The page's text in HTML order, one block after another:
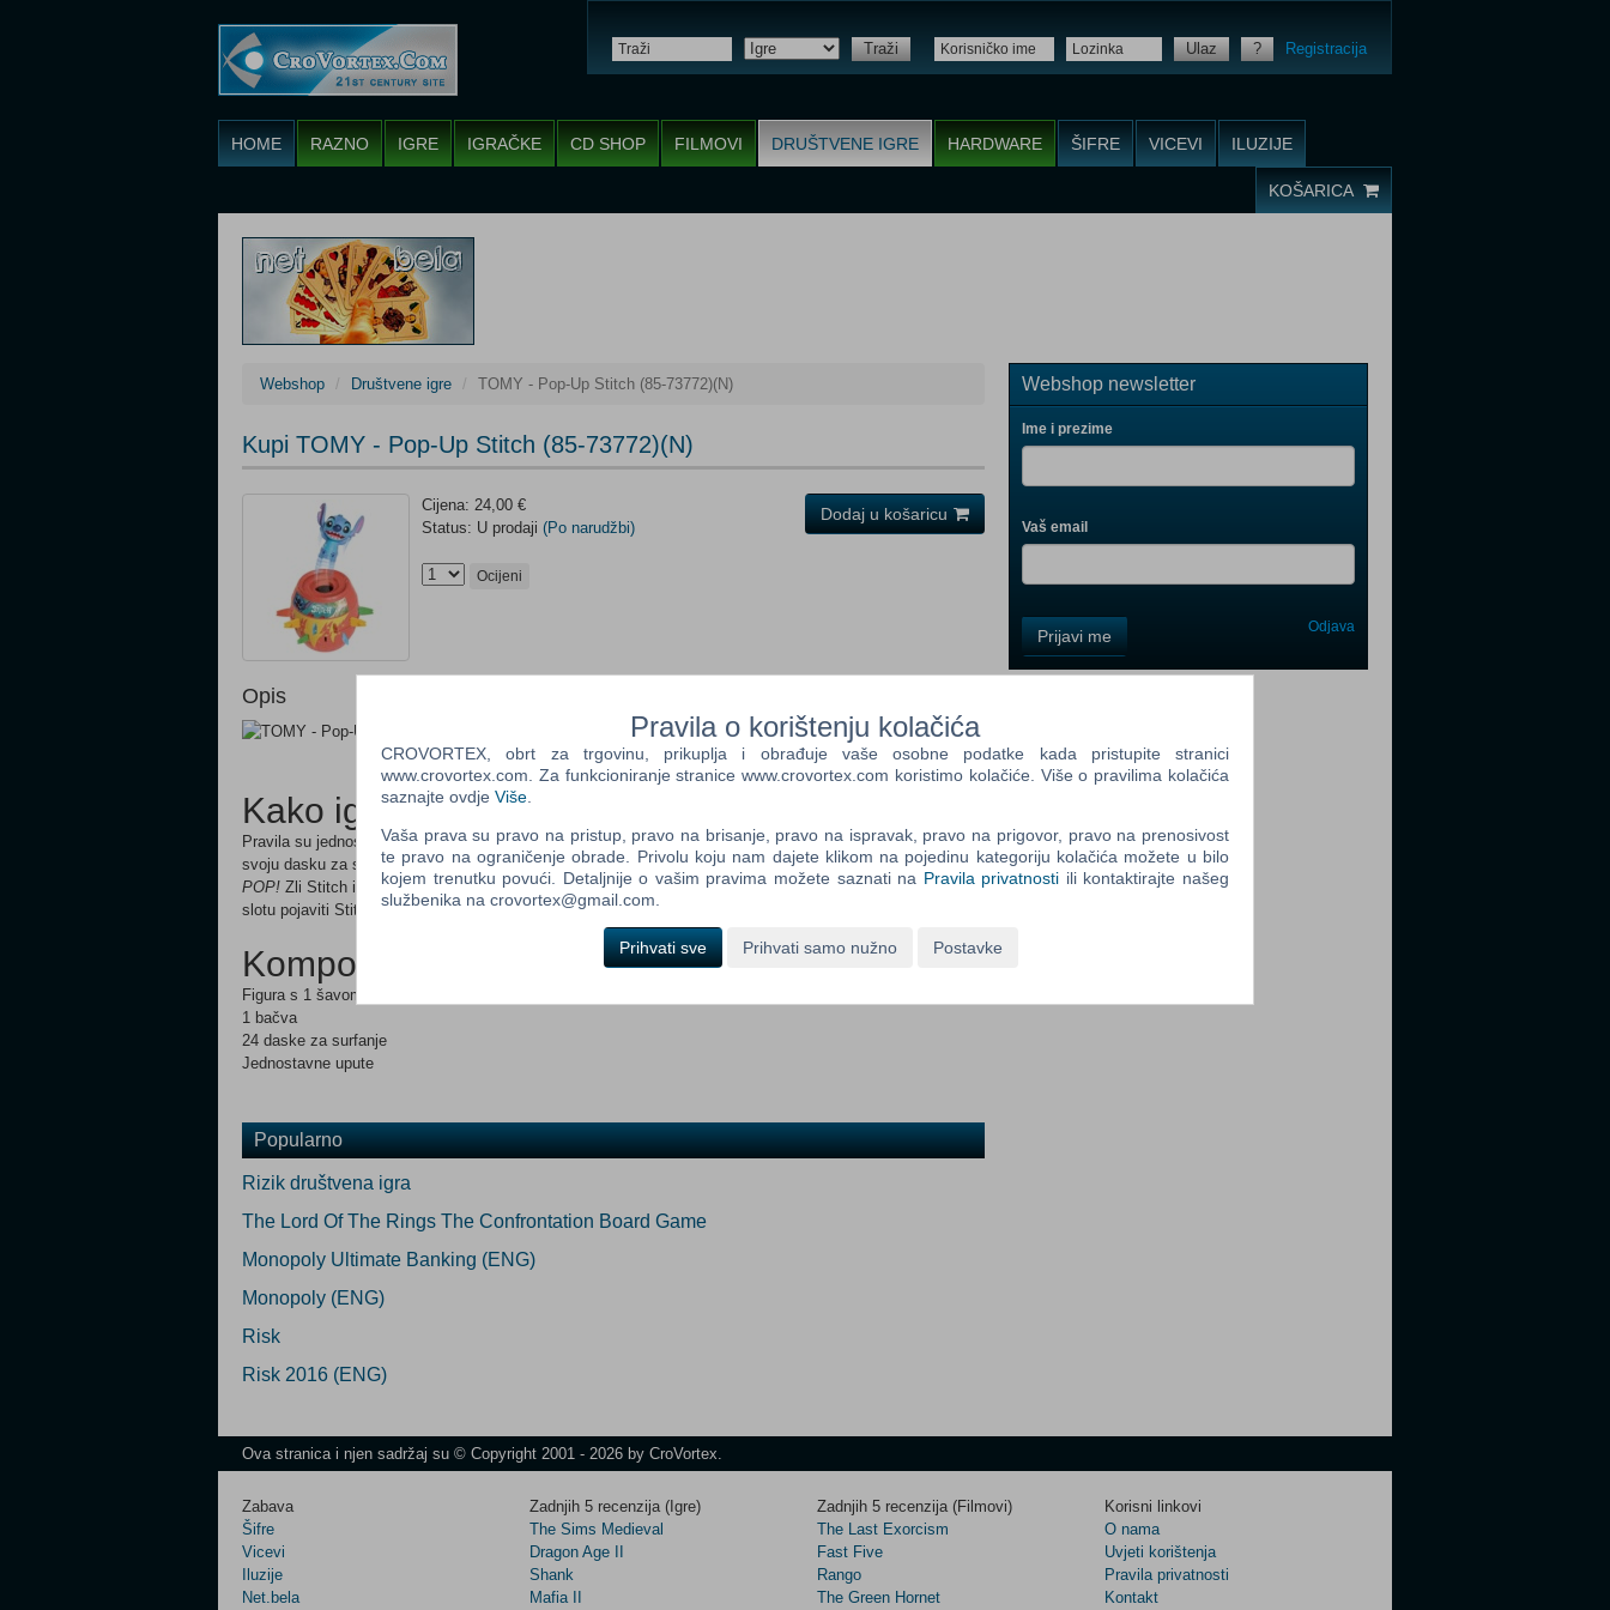
Traži Ulaz ? Registracija
HOME RAZNO IGRE IGRAČKE CD SHOP FILMOVI DRUŠTVENE IGRE HARDWARE ŠIFRE VICEVI ILUZIJE
KOŠARICA
Webshop Društvene igre TOMY - Pop-Up Stitch (85-73772)(N)
Kupi TOMY - Pop-Up Stitch (85-73772)(N)
Cijena: 24,00 €
Status: U prodaji (Po narudžbi)
Ocijeni
Opis
Kako igrati
Pravila su jednostavna, što ga čini idealnim izborom za mlađe igrače i obitelji. Svaki igrač naizmjence gura
svoju dasku za surfanje u bačvu. Ako se ništa ne dogodi, siguran si. Ali pazi! Odaberi krivo mjesto i...
POP! Zli Stitch iskače iz bačve i taj igrač izlazi iz igre. Uzbuđenje raste jer nitko ne zna u kojem će se
slotu pojaviti Stitch sljedeći put – svaki put je drugačije!
Komponente igre
Figura s 1 šavom
1 bačva
24 daske za surfanje
Jednostavne upute
Dodaj u košaricu
Popularno
Rizik društvena igra
The Lord Of The Rings The Confrontation Board Game
Monopoly Ultimate Banking (ENG)
Monopoly (ENG)
Risk
Risk 2016 (ENG)
Webshop newsletter
Ime i prezime
Vaš email
Field
One
Two
Newsletter
Prijavi me Odjava
Ova stranica i njen sadržaj su © Copyright 2001 - 2026 by CroVortex.
Zabava
Šifre
Vicevi
Iluzije
Net.bela
Zadnjih 5 recenzija (Igre)
The Sims Medieval
Dragon Age II
Shank
Mafia II
Zadnjih 5 recenzija (Filmovi)
The Last Exorcism
Fast Five
Rango
The Green Hornet
Korisni linkovi
O nama
Uvjeti korištenja
Pravila privatnosti
Kontakt
Pravila o korištenju kolačića
CROVORTEX, obrt za trgovinu, prikuplja i obrađuje vaše osobne podatke kada pristupite stranici
www.crovortex.com. Za funkcioniranje stranice www.crovortex.com koristimo kolačiće. Više o pravilima kolačića
saznajte ovdje Više
Vaša prava su pravo na pristup, pravo na brisanje, pravo na ispravak, pravo na prigovor, pravo na prenosivost
te pravo na ograničenje obrade. Privolu koju nam dajete klikom na pojedinu kategoriju kolačića možete u bilo
kojem trenutku povući. Detaljnije o vašim pravima možete saznati na Pravila privatnosti ili kontaktirajte našeg
službenika na crovortex@gmail.com.
Prihvati sve Prihvati samo nužno Postavke